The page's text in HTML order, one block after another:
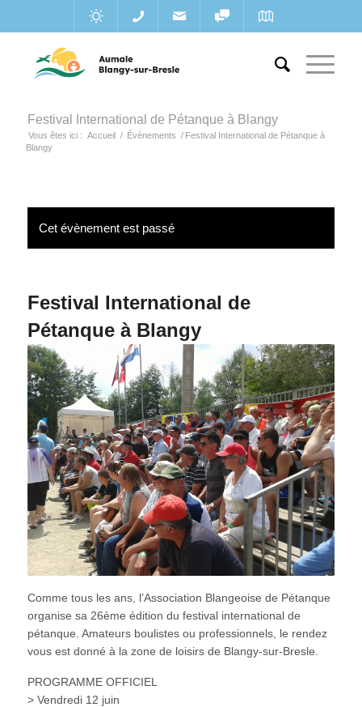
Festival International de Pétanque à Blangy
Vous êtes ici : Accueil / Évènements / Festival International de Pétanque à
Blangy
Cet évènement est passé
Festival International de
Pétanque à Blangy
Comme tous les ans, l’Association Blangeoise de Pétanque
organise sa 26ème édition du festival international de
pétanque. Amateurs boulistes ou professionnels, le rendez
vous est donné à la zone de loisirs de Blangy-sur-Bresle.
PROGRAMME OFFICIEL
> Vendredi 12 juin